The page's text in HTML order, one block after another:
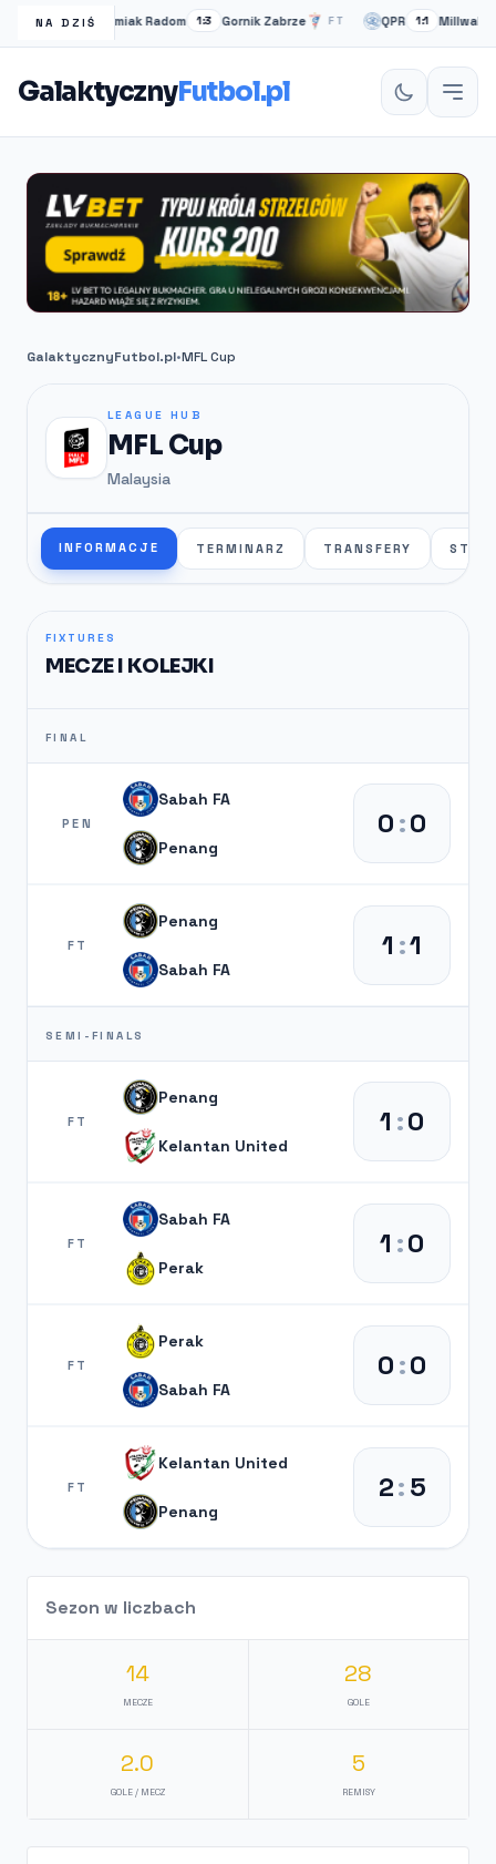
NA DZIŚRadomiak Radom 1:3 Gornik Zabrze FT QPR 1:1 Millwall
GalaktycznyFutbol.pl
GalaktycznyFutbol.pl•MFL Cup
LEAGUE HUB
MFL Cup
Malaysia
INFORMACJE TERMINARZ TRANSFERY
FIXTURES
MECZE I KOLEJKI
FINAL
PEN
Sabah FA
Penang
0:0
FT
Penang
Sabah FA
1 :1
SEMI-FINALS
FT
Penang
Kelantan United
1 :0
FT
Sabah FA
Perak
1 :0
FT
Perak
Sabah FA
0:0
FT
Kelantan United
Penang
2:5
Sezon w liczbach
14
MECZE
28
GOLE
2.0
GOLE / MECZ
5
REMISY